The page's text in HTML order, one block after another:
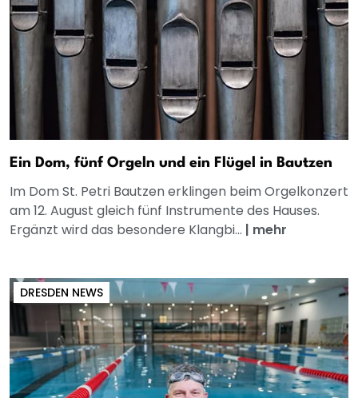
Ein Dom, fünf Orgeln und ein Flügel in Bautzen
Im Dom St. Petri Bautzen erklingen beim Orgelkonzert
am 12. August gleich fünf Instrumente des Hauses.
Ergänzt wird das besondere Klangbi... | mehr
DRESDEN NEWS